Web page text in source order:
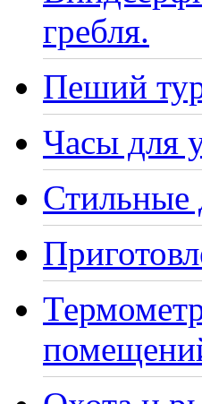
гребля.
Пеший
Часы для
Стильные